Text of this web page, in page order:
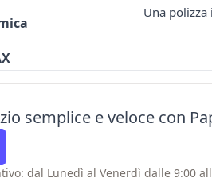
Una
semplice e veloce con
dal Lunedì al Venerdì dalle 9:00